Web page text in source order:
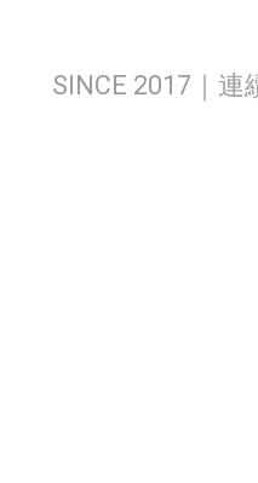
SINCE 2017｜